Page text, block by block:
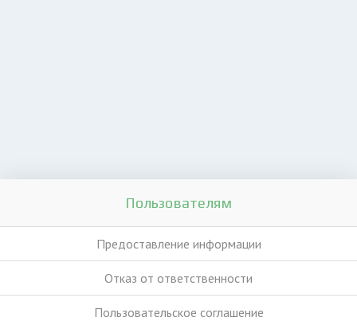
Пользователям
Предоставление информации
Отказ от ответственности
Пользовательское соглашение